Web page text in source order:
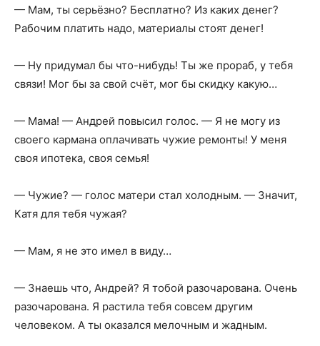
— Мам, ты серьёзно? Бесплатно? Из каких денег?
Рабочим платить надо, материалы стоят денег!
— Ну придумал бы что-нибудь! Ты же прораб, у тебя
связи! Мог бы за свой счёт, мог бы скидку какую…
— Мама! — Андрей повысил голос. — Я не могу из
своего кармана оплачивать чужие ремонты! У меня
своя ипотека, своя семья!
— Чужие? — голос матери стал холодным. — Значит,
Катя для тебя чужая?
— Мам, я не это имел в виду…
— Знаешь что, Андрей? Я тобой разочарована. Очень
разочарована. Я растила тебя совсем другим
человеком. А ты оказался мелочным и жадным.